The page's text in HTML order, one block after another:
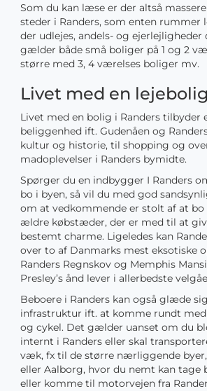
Som du kan læse er der altså
steder i Randers, som enten rummer
der udlejes, andels- og ejerlejligheder
gælder både små boliger på 1 og 2
større med 3, 4 værelses boliger mv.
Livet med en
Livet med en bolig i Randers tilbyder
beliggenhed ift. Gudenåen og
kultur og historie, til shopping og
madoplevelser i Randers bymidte.
Spørger du en indbygger I Randers
bo i byen, så vil du med god
om at vedkommende er stolt af at bo
ældre købstæder, der er med til at
bestemt charme. Ligeledes kan
over to af Danmarks mest eksotiske
Randers Regnskov og Memphis
Presley’s ånd lever i allerbedste
Beboere i Randers kan også glæde
infrastruktur ift. at komme rundt med
og cykel. Det gælder uanset om du
internt i Randers eller skal
væk, fx til de større nærliggende
eller Aalborg, hvor du nemt kan tage
eller komme til motorvejen fra